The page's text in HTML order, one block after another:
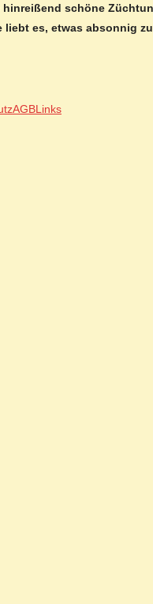
hinreißend schöne
es, etwas absonnig
AGBLinks